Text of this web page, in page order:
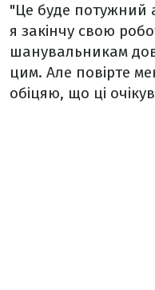
"Це буде потужний
я закінчу свою
шанувальникам
цим. Але повірте
обіцяю, що ці